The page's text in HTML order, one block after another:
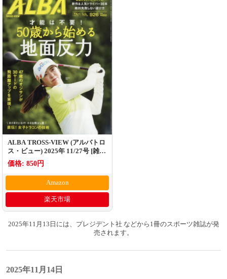
ALBA TROSS-VIEW (アルバトロ
ス・ビュー) 2025年 11/27号 [雑
誌]
価格: 850円
Amazon
楽天市場
2025年11月13日には、プレジデント社 などから1冊のスポーツ雑誌が発
売されます。
2025年11月14日